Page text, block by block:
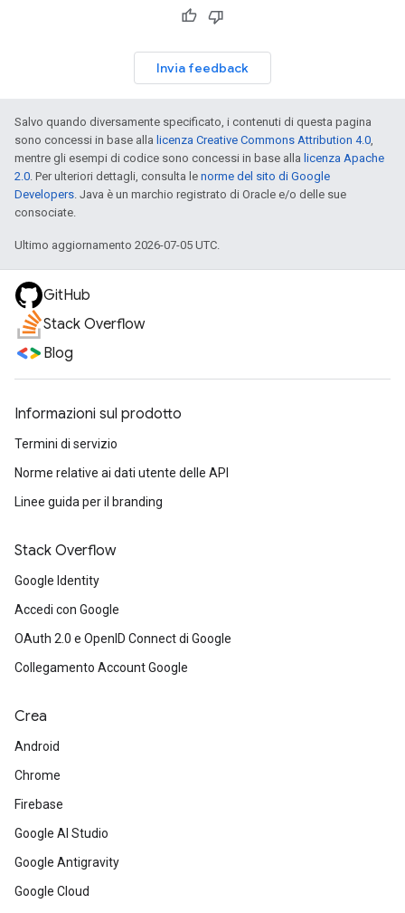
Invia feedback
Salvo quando diversamente specificato, i contenuti di questa pagina
sono concessi in base alla licenza Creative Commons Attribution 4.0,
mentre gli esempi di codice sono concessi in base alla licenza Apache
2.0. Per ulteriori dettagli, consulta le norme del sito di Google
Developers. Java è un marchio registrato di Oracle e/o delle sue
consociate.
Ultimo aggiornamento 2026-07-05 UTC.
GitHub
Stack Overflow
Blog
Informazioni sul prodotto
Termini di servizio
Norme relative ai dati utente delle API
Linee guida per il branding
Stack Overflow
Google Identity
Accedi con Google
OAuth 2.0 e OpenID Connect di Google
Collegamento Account Google
Crea
Android
Chrome
Firebase
Google AI Studio
Google Antigravity
Google Cloud